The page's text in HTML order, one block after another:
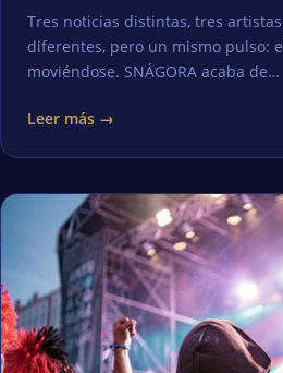
Tres noticias distintas, tres
diferentes, pero un mismo pulso:
moviéndose. SNÁGORA acaba de…
Leer más →